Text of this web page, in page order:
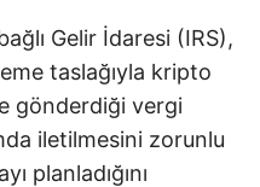
Gelir İdaresi (IRS),
taslağıyla kripto
gönderdiği vergi
iletilmesini zorunlu
planladığını